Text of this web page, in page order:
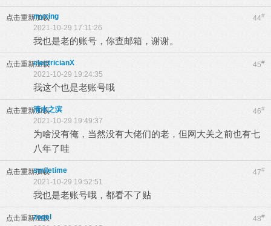
点击重新加载 44#
myxing
2021-10-29 17:11:26
我也是老的账号，你查邮箱，谢谢。
点击重新加载 45#
electricianX
2021-10-29 19:24:35
我这个也是老账号哦
点击重新加载 46#
清水之滨
2021-10-29 19:49:37
为啥没有俺，当然没有大佬们的老，但网大关之前也有七
八年了哇
点击重新加载 47#
smiletime
2021-10-29 19:52:51
我也是老账号哦，都看不了贴
点击重新加载 48#
zogel